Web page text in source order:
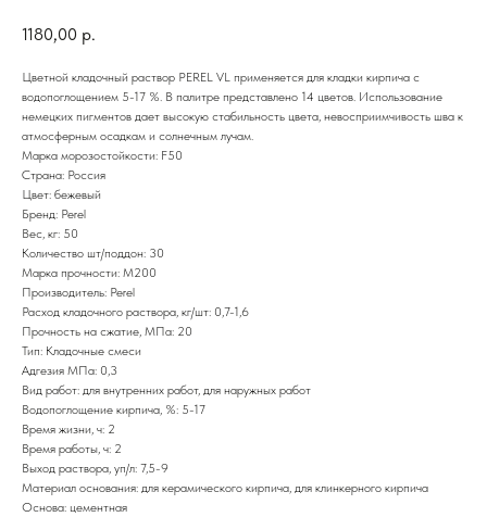
1180,00 р.
Цветной кладочный раствор PEREL VL применяется для кладки кирпича с
водопоглощением 5-17 %. В палитре представлено 14 цветов. Использование
немецких пигментов дает высокую стабильность цвета, невосприимчивость шва к
атмосферным осадкам и солнечным лучам.
Марка морозостойкости: F50
Страна: Россия
Цвет: бежевый
Бренд: Perel
Вес, кг: 50
Количество шт/поддон: 30
Марка прочности: М200
Производитель: Perel
Расход кладочного раствора, кг/шт: 0,7-1,6
Прочность на сжатие, МПа: 20
Тип: Кладочные смеси
Адгезия МПа: 0,3
Вид работ: для внутренних работ, для наружных работ
Водопоглощение кирпича, %: 5-17
Время жизни, ч: 2
Время работы, ч: 2
Выход раствора, уп/л: 7,5-9
Материал основания: для керамического кирпича, для клинкерного кирпича
Основа: цементная